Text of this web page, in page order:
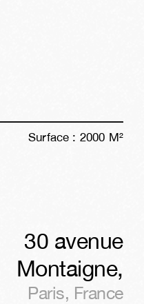
Surface : 2000 M²
30 avenue
Montaigne,
Paris, France